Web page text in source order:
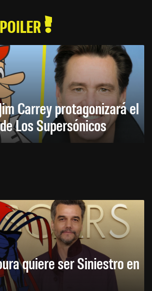
Carrey protagonizará el
Los Supersónicos
quiere ser Siniestro en